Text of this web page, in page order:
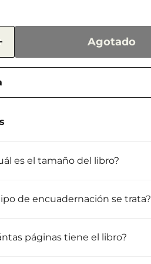
Agotado
es el tamaño del libro?
de encuadernación se trata?
páginas tiene el libro?